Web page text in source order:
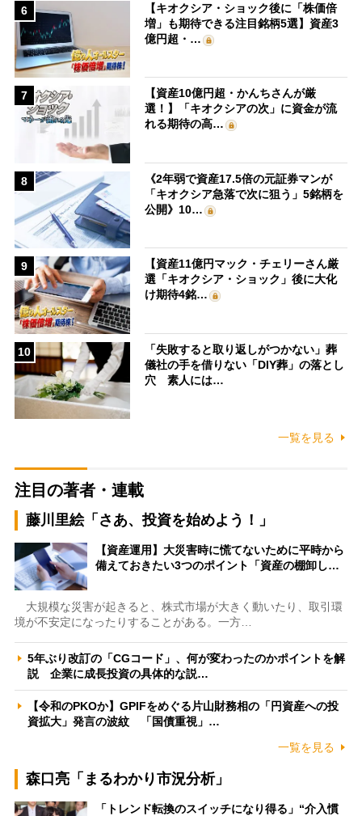
6
【キオクシア・ショック後に「株価倍
増」も期待できる注目銘柄5選】資産3
億円超・…
7
【資産10億円超・かんちさんが厳
選！】「キオクシアの次」に資金が流
れる期待の高…
8
《2年弱で資産17.5倍の元証券マンが
「キオクシア急落で次に狙う」5銘柄を
公開》10…
9
【資産11億円マック・チェリーさん厳
選「キオクシア・ショック」後に大化
け期待4銘…
10
「失敗すると取り返しがつかない」葬
儀社の手を借りない「DIY葬」の落とし
穴 素人には…
一覧を見る
注目の著者・連載
藤川里絵「さあ、投資を始めよう！」
【資産運用】大災害時に慌てないために平時から
備えておきたい3つのポイント「資産の棚卸し…
大規模な災害が起きると、株式市場が大きく動いたり、取引環
境が不安定になったりすることがある。一方…
5年ぶり改訂の「CGコード」、何が変わったのかポイントを解
説 企業に成長投資の具体的な説…
【令和のPKOか】GPIFをめぐる片山財務相の「円資産への投
資拡大」発言の波紋 「国債重視」…
一覧を見る
森口亮「まるわかり市況分析」
「トレンド転換のスイッチになり得る」“介入慣